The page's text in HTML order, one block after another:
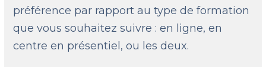
préférence par rapport au type de formation
que vous souhaitez suivre : en ligne, en
centre en présentiel, ou les deux.